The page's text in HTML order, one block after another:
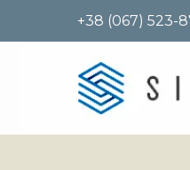
+38 (067) 523-